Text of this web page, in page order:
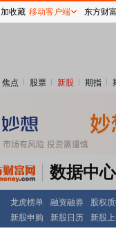
焦点 股票 新股 期指
数据中心
龙虎榜单 融资融券 股权
新股申购 新股日历 新股
加收藏 移动客户端 东方财富